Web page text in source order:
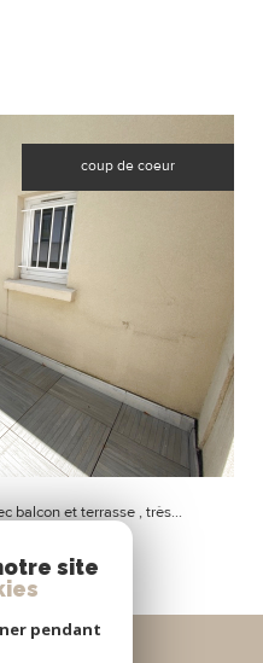
coup de coeur
BIEN
balcon et terrasse , très...
site
pendant